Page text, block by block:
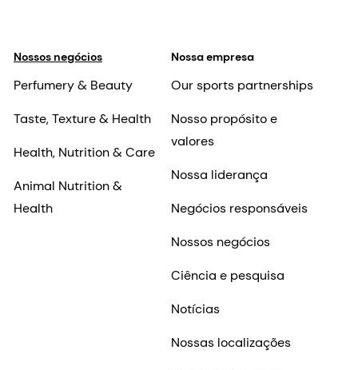
Nossos negócios
Perfumery & Beauty
Taste, Texture & Health
Health, Nutrition & Care
Animal Nutrition &
Health
Nossa empresa
Our sports partnerships
Nosso propósito e
valores
Nossa liderança
Negócios responsáveis
Nossos negócios
Ciência e pesquisa
Notícias
Nossas localizações